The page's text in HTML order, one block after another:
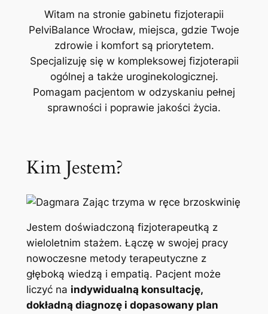
Witam na stronie gabinetu fizjoterapii
PelviBalance Wrocław, miejsca, gdzie Twoje
zdrowie i komfort są priorytetem.
Specjalizuję się w kompleksowej fizjoterapii
ogólnej a także uroginekologicznej.
Pomagam pacjentom w odzyskaniu pełnej
sprawności i poprawie jakości życia.
Kim Jestem?
Jestem doświadczoną fizjoterapeutką z
wieloletnim stażem. Łączę w swojej pracy
nowoczesne metody terapeutyczne z
głęboką wiedzą i empatią. Pacjent może
liczyć na indywidualną konsultację,
dokładną diagnozę i dopasowany plan